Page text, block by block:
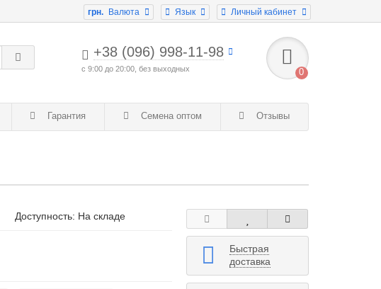
Личный кабинет
Язык
грн. Валюта
+38 (096) 998-11-98
с 9:00 до 20:00, без выходных 0
Гарантия Семена оптом Отзывы
Доступность: На складе
Быстрая
доставка